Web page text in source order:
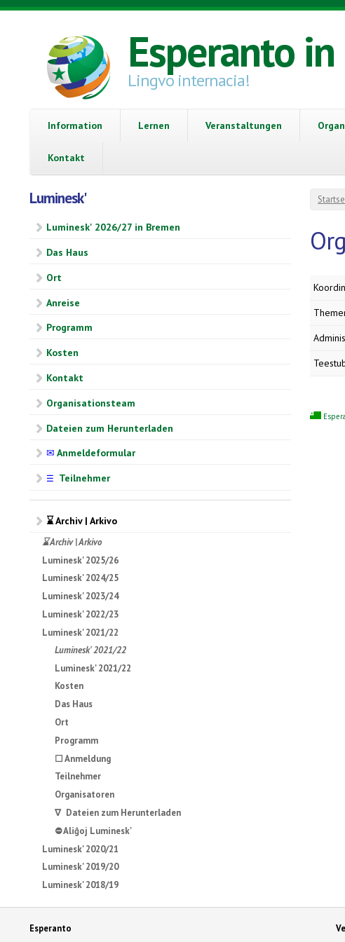
Direkt zum Inhalt
Esperanto
Lingvo internacia!
Information Lernen Veranstaltungen
Kontakt
Luminesk'
Luminesk' 2026/27 in Bremen
Das Haus
Ort
Anreise
Programm
Kosten
Kontakt
Organisationsteam
Dateien zum Herunterladen
✉ Anmeldeformular
☰ Teilnehmer
⌛ Archiv | Arkivo
⌛ Archiv | Arkivo
Luminesk' 2025/26
Luminesk' 2024/25
Luminesk' 2023/24
Luminesk' 2022/23
Luminesk' 2021/22
Luminesk' 2021/22
Luminesk' 2021/22
Kosten
Das Haus
Ort
Programm
☐ Anmeldung
Teilnehmer
Organisatoren
∇ Dateien zum Herunterladen
⛔ Aliĝoj Luminesk'
Luminesk' 2020/21
Luminesk' 2019/20
Luminesk' 2018/19
Esperanto